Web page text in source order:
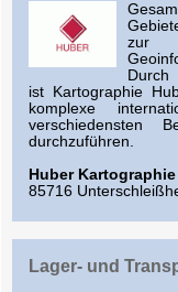
zur
Durch
ist Kartographie
komplexe
verschiedensten
durchzuführen.
Huber Kartographie
85716
Lager- und